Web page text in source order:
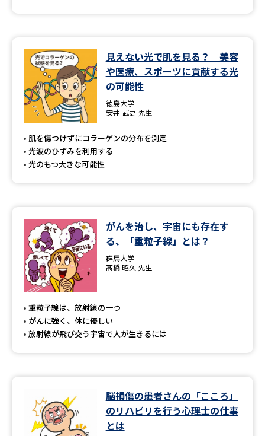
見えない光で肌を見る？ 美容
や医療、スポーツに貢献する光
の可能性
徳島大学
安井 武史 先生
肌を傷つけずにコラーゲンの分布を測定
光波のひずみを利用する
光のもつ大きな可能性
がんを治し、宇宙にも存在す
る、「重粒子線」とは？
群馬大学
髙橋 昭久 先生
重粒子線は、放射線の一つ
がんに強く、体に優しい
放射線が飛び交う宇宙で人が生きるには
脳損傷の患者さんの「こころ」
のリハビリを行う心理士の仕事
とは